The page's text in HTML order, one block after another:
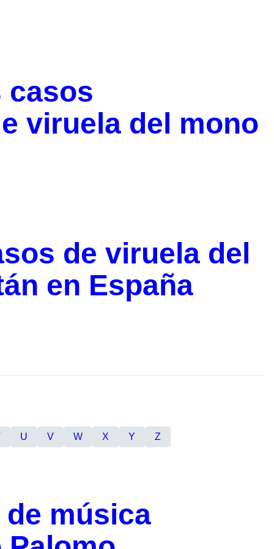
casos
viruela del mono
de viruela del
en España
U V W X Y Z
música